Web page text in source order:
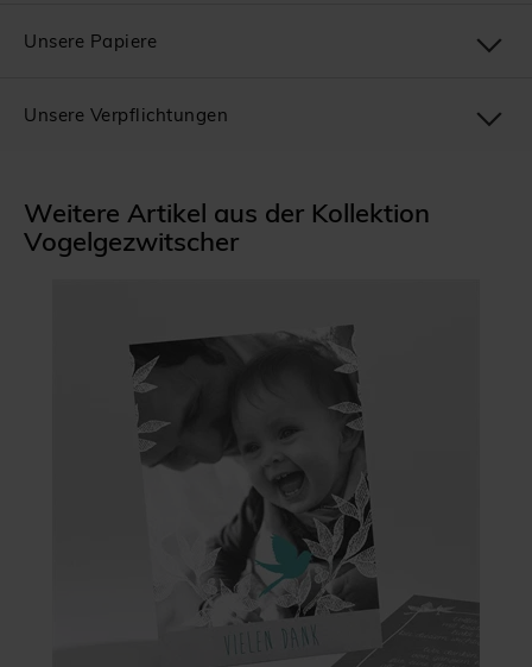
Weitere Artikel aus der Kollektion
Vogelgezwitscher
Unsere Papiere
Unsere Verpflichtungen